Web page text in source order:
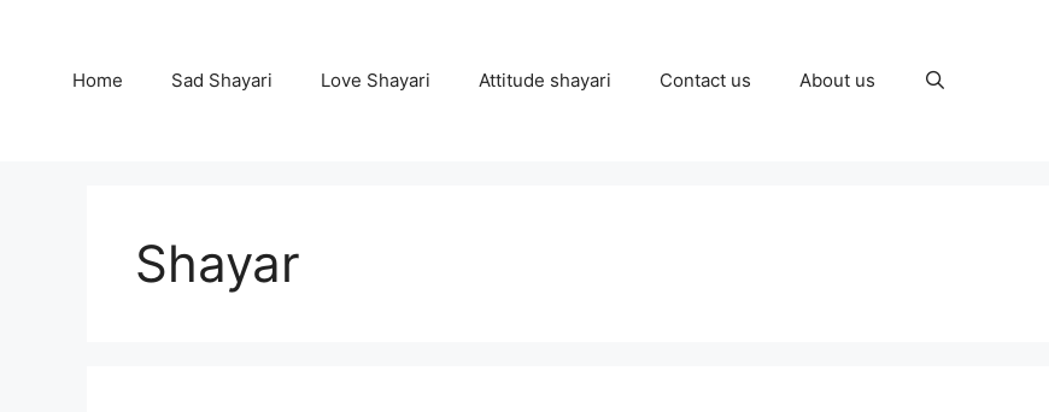
Home Sad Shayari Love Shayari Attitude shayari Contact us About us
Shayar